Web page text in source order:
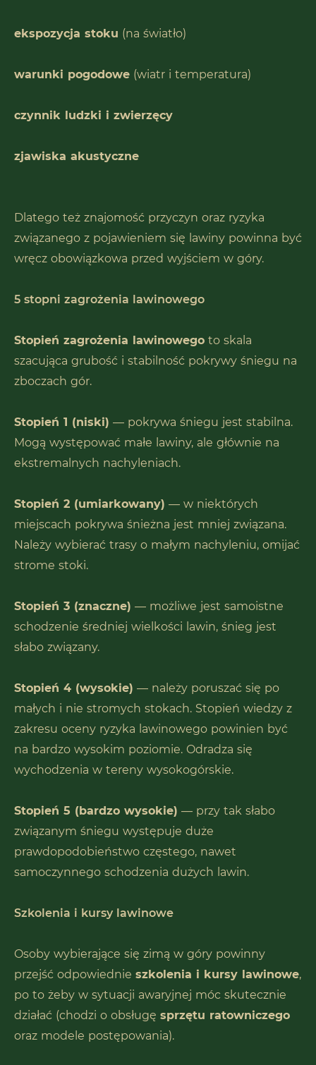
ekspozycja stoku (na światło)
warunki pogodowe (wiatr i temperatura)
czynnik ludzki i zwierzęcy
zjawiska akustyczne
Dlatego też znajomość przyczyn oraz ryzyka
związanego z pojawieniem się lawiny powinna być
wręcz obowiązkowa przed wyjściem w góry.
5 stopni zagrożenia lawinowego
Stopień zagrożenia lawinowego to skala
szacująca grubość i stabilność pokrywy śniegu na
zboczach gór.
Stopień 1 (niski) — pokrywa śniegu jest stabilna.
Mogą występować małe lawiny, ale głównie na
ekstremalnych nachyleniach.
Stopień 2 (umiarkowany) — w niektórych
miejscach pokrywa śnieżna jest mniej związana.
Należy wybierać trasy o małym nachyleniu, omijać
strome stoki.
Stopień 3 (znaczne) — możliwe jest samoistne
schodzenie średniej wielkości lawin, śnieg jest
słabo związany.
Stopień 4 (wysokie) — należy poruszać się po
małych i nie stromych stokach. Stopień wiedzy z
zakresu oceny ryzyka lawinowego powinien być
na bardzo wysokim poziomie. Odradza się
wychodzenia w tereny wysokogórskie.
Stopień 5 (bardzo wysokie) — przy tak słabo
związanym śniegu występuje duże
prawdopodobieństwo częstego, nawet
samoczynnego schodzenia dużych lawin.
Szkolenia i kursy lawinowe
Osoby wybierające się zimą w góry powinny
przejść odpowiednie szkolenia i kursy lawinowe,
po to żeby w sytuacji awaryjnej móc skutecznie
działać (chodzi o obsługę sprzętu ratowniczego
oraz modele postępowania).